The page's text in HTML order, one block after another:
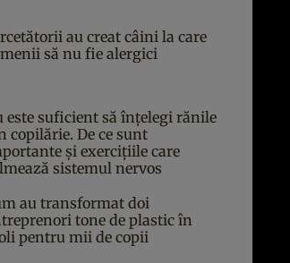
au creat câini la care
să nu fie alergici
este suficient să înțelegi rănile
copilărie. De ce sunt
și exercițiile care
sistemul nervos
au transformat doi
tone de plastic în
pentru mii de copii